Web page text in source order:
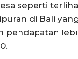
seperti
di Bali yang
pendapatan